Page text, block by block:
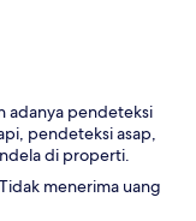
adanya pendeteksi
pendeteksi asap,
di properti.
menerima uang